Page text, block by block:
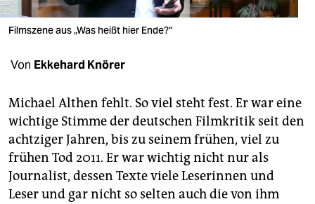
verlag
shop
fragen & hilfe
unterstützen
abo
genossenschaft
Filmszene aus „Was heißt hier Ende?“
Von Ekkehard Knörer
Michael Althen fehlt. So viel steht fest. Er war eine
wichtige Stimme der deutschen Filmkritik seit den
achtziger Jahren, bis zu seinem frühen, viel zu
frühen Tod 2011. Er war wichtig nicht nur als
Journalist, dessen Texte viele Leserinnen und
Leser und gar nicht so selten auch die von ihm